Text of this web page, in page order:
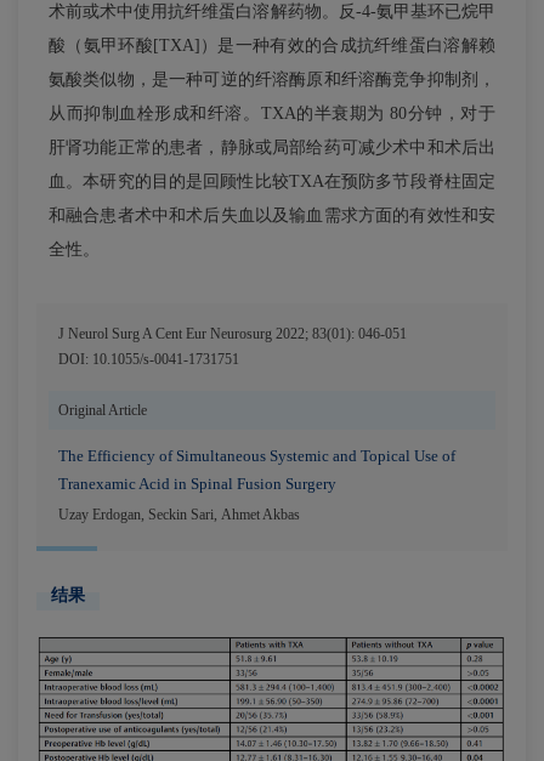
术前或术中使用抗纤维蛋白溶解药物。反-4-氨甲基环已烷甲
酸（氨甲环酸[TXA]）是一种有效的合成抗纤维蛋白溶解赖
氨酸类似物，是一种可逆的纤溶酶原和纤溶酶竞争抑制剂，
从而抑制血栓形成和纤溶。TXA的半衰期为 80分钟，对于
肝肾功能正常的患者，静脉或局部给药可减少术中和术后出
血。本研究的目的是回顾性比较TXA在预防多节段脊柱固定
和融合患者术中和术后失血以及输血需求方面的有效性和安
全性。
J Neurol Surg A Cent Eur Neurosurg 2022; 83(01): 046-051
DOI: 10.1055/s-0041-1731751
Original Article
The Efficiency of Simultaneous Systemic and Topical Use of
Tranexamic Acid in Spinal Fusion Surgery
Uzay Erdogan Seckin Sari Ahmet Akbas
结果